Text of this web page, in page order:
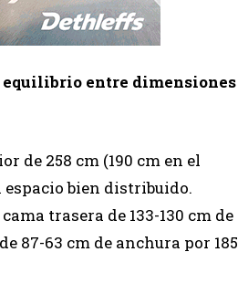
equilibrio entre dimensiones
de 258 cm (190 cm en el
bien distribuido.
trasera de 133-130 cm de
87-63 cm de anchura por 185